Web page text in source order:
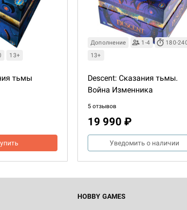
13+
тьмы
Дополнение 1-4
180-
13+
Descent: Сказания тьмы.
Война Изменника
5 отзывов
19 990 ₽
Уведомить о наличии
HOBBY GAMES
Настольная игра Hobby World
1 991
12 990